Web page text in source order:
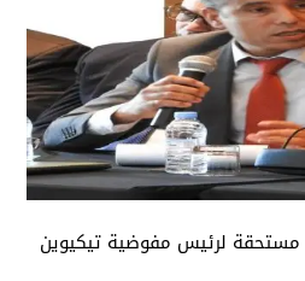
مستحقة لرئيس مفوضية تيكيوين